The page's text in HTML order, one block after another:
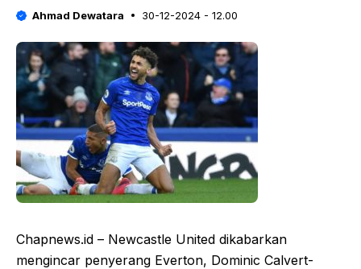
Ahmad Dewatara 30-12-2024 - 12.00
Chapnews.id – Newcastle United dikabarkan
mengincar penyerang Everton, Dominic Calvert-